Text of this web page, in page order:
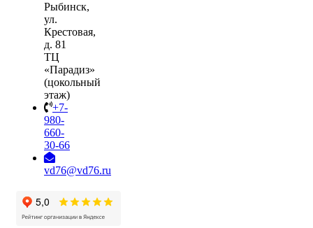
Рыбинск,
ул.
Крестовая,
д. 81
ТЦ
«Парадиз»
(цокольный
этаж)
+7-
980-
660-
30-66
vd76@vd76.ru